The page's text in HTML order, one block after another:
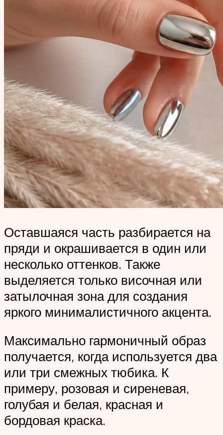
Оставшаяся часть разбирается на
пряди и окрашивается в один или
несколько оттенков. Также
выделяется только височная или
затылочная зона для создания
яркого минималистичного акцента.
Максимально гармоничный образ
получается, когда используется два
или три смежных тюбика. К
примеру, розовая и сиреневая,
голубая и белая, красная и
бордовая краска.